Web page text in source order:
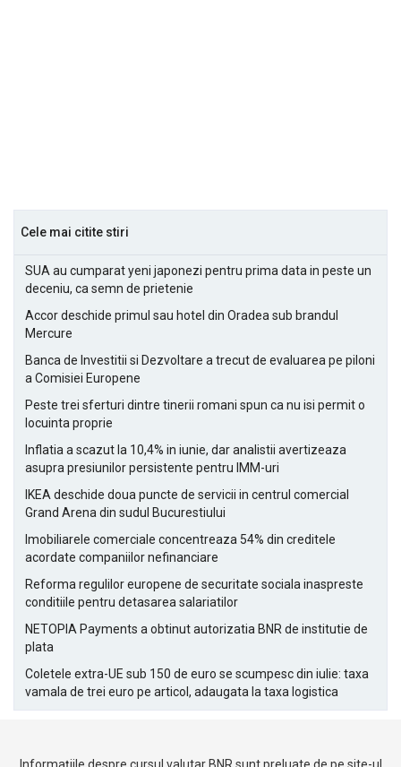
Cele mai citite stiri
SUA au cumparat yeni japonezi pentru prima data in peste un
deceniu, ca semn de prietenie
Accor deschide primul sau hotel din Oradea sub brandul
Mercure
Banca de Investitii si Dezvoltare a trecut de evaluarea pe piloni
a Comisiei Europene
Peste trei sferturi dintre tinerii romani spun ca nu isi permit o
locuinta proprie
Inflatia a scazut la 10,4% in iunie, dar analistii avertizeaza
asupra presiunilor persistente pentru IMM-uri
IKEA deschide doua puncte de servicii in centrul comercial
Grand Arena din sudul Bucurestiului
Imobiliarele comerciale concentreaza 54% din creditele
acordate companiilor nefinanciare
Reforma regulilor europene de securitate sociala inaspreste
conditiile pentru detasarea salariatilor
NETOPIA Payments a obtinut autorizatia BNR de institutie de
plata
Coletele extra-UE sub 150 de euro se scumpesc din iulie: taxa
vamala de trei euro pe articol, adaugata la taxa logistica